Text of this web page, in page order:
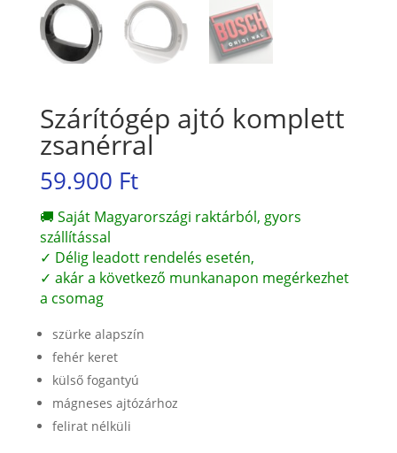
Szárítógép ajtó komplett
zsanérral
59.900 Ft
🚚 Saját Magyarországi raktárból, gyors
szállítással
✓ Délig leadott rendelés esetén,
✓ akár a következő munkanapon megérkezhet
a csomag
szürke alapszín
fehér keret
külső fogantyú
mágneses ajtózárhoz
felirat nélküli